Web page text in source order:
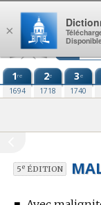
Aller au contenu
1re
1694
2e
1718
3e
1740
5eÉDITION
×